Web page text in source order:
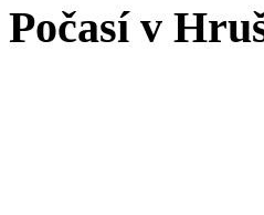
Počasí v